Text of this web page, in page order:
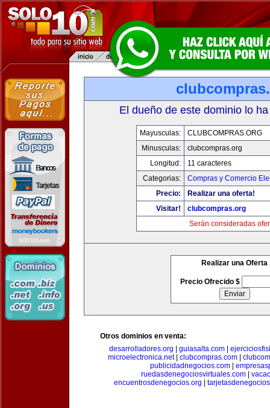
El dueño de este dominio lo
Mayusculas:
CLUBCOMPRAS.ORG
Minusculas:
clubcompras.org
Longitud:
11 caracteres
Categorias:
Compras y Comercio
Precio:
Realizar una oferta!
Visitar!
clubcompras.org
Serán consideradas
Realizar una Oferta
Precio Ofrecido $
Otros dominios en venta:
desarrolladores.org
guiasalta.com|
microelectronica.net| clubcompras.com
publicidadnegocios.com
ruedasdenegociosvirtuales.com|
encuentrosdenegocios.org